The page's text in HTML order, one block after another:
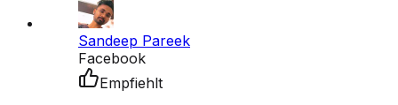
Sandeep Pareek
Facebook
Empfiehlt